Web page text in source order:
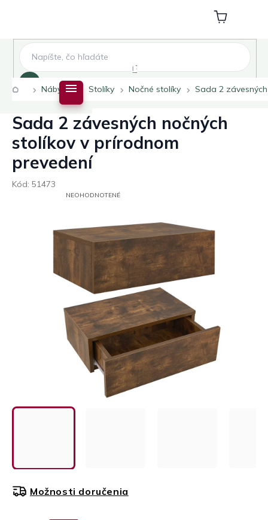
Nákupný
košík
Domov
Nábytok Stolíky Nočné stolíky Sada 2
Sada 2 závesných nočných
stolíkov v prírodnom
prevedení
Kód: 51473
PRIEMERNÉ
HVIEZDIČIEK.
NEOHODNOTENÉ
Možnosti doručenia